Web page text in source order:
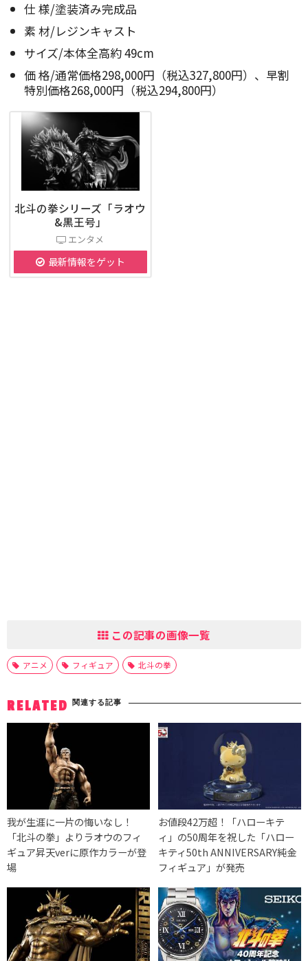
仕 様/塗装済み完成品
素 材/レジンキャスト
サイズ/本体全高約 49cm
価 格/通常価格298,000円（税込327,800円）、早割
特別価格268,000円（税込294,800円）
北斗の拳シリーズ「ラオウ
&黒王号」
エンタメ
最新情報をゲット
この記事の画像一覧
アニメ フィギュア 北斗の拳
RELATED 関連する記事
我が生涯に一片の悔いなし！
「北斗の拳」よりラオウのフィ
ギュア昇天verに原作カラーが登
場
お値段42万超！「ハローキテ
ィ」の50周年を祝した「ハロー
キティ50th ANNIVERSARY純金
フィギュア」が発売